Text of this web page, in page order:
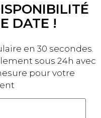
DATE !
en 30 secondes.
sous 24h avec
pour votre